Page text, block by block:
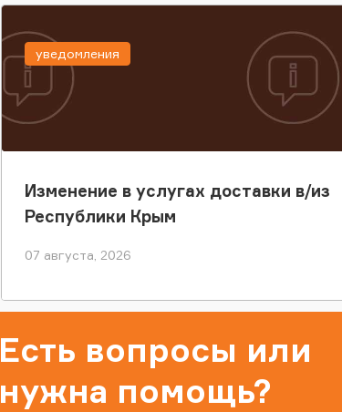
Изменение в услугах доставки в/из
Республики Крым
07 августа, 2026
уведомления
Есть вопросы или
нужна помощь?